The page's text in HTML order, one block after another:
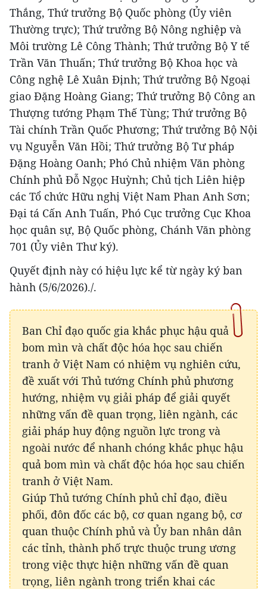
Thắng, Thứ trưởng Bộ Quốc phòng (Ủy viên
Thường trực); Thứ trưởng Bộ Nông nghiệp và
Môi trường Lê Công Thành; Thứ trưởng Bộ Y tế
Trần Văn Thuấn; Thứ trưởng Bộ Khoa học và
Công nghệ Lê Xuân Định; Thứ trưởng Bộ Ngoại
giao Đặng Hoàng Giang; Thứ trưởng Bộ Công an
Thượng tướng Phạm Thế Tùng; Thứ trưởng Bộ
Tài chính Trần Quốc Phương; Thứ trưởng Bộ Nội
vụ Nguyễn Văn Hồi; Thứ trưởng Bộ Tư pháp
Đặng Hoàng Oanh; Phó Chủ nhiệm Văn phòng
Chính phủ Đỗ Ngọc Huỳnh; Chủ tịch Liên hiệp
các Tổ chức Hữu nghị Việt Nam Phan Anh Sơn;
Đại tá Cấn Anh Tuấn, Phó Cục trưởng Cục Khoa
học quân sự, Bộ Quốc phòng, Chánh Văn phòng
701 (Ủy viên Thư ký).
Quyết định này có hiệu lực kể từ ngày ký ban
hành (5/6/2026)./.
Ban Chỉ đạo quốc gia khắc phục hậu quả
bom mìn và chất độc hóa học sau chiến
tranh ở Việt Nam có nhiệm vụ nghiên cứu,
đề xuất với Thủ tướng Chính phủ phương
hướng, nhiệm vụ giải pháp để giải quyết
những vấn đề quan trọng, liên ngành, các
giải pháp huy động nguồn lực trong và
ngoài nước để nhanh chóng khắc phục hậu
quả bom mìn và chất độc hóa học sau chiến
tranh ở Việt Nam.
Giúp Thủ tướng Chính phủ chỉ đạo, điều
phối, đôn đốc các bộ, cơ quan ngang bộ, cơ
quan thuộc Chính phủ và Ủy ban nhân dân
các tỉnh, thành phố trực thuộc trung ương
trong việc thực hiện những vấn đề quan
trọng, liên ngành trong triển khai các